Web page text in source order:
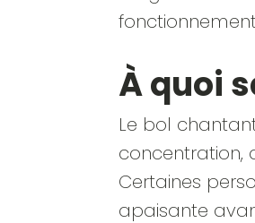
À quoi
Le bol
concentration,
Certaines
apaisante